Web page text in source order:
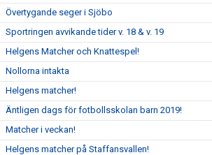
Övertygande seger i Sjöbo
Sportringen avvikande tider v. 18 & v. 19
Helgens Matcher och Knattespel!
Nollorna intakta
Helgens matcher!
Äntligen dags för fotbollsskolan barn 2019!
Matcher i veckan!
Helgens matcher på Staffansvallen!